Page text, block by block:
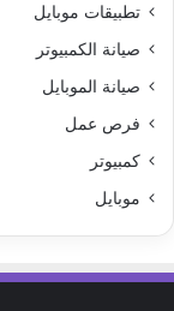
تطبيقات موبايل
صيانة الكمبيوتر
صيانة الموبايل
فرص عمل
كمبيوتر
موبايل